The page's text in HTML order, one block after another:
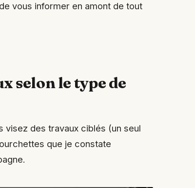
vous informer en amont de tout
selon le type de
visez des travaux ciblés (un seul
que je constate